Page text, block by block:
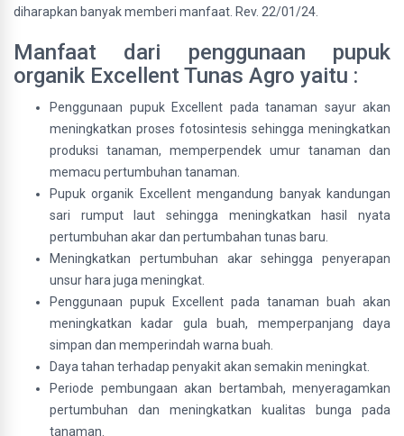
diharapkan banyak memberi manfaat. Rev. 22/01/24.
Manfaat dari penggunaan pupuk
organik Excellent Tunas Agro yaitu :
Penggunaan pupuk Excellent pada tanaman sayur akan
meningkatkan proses fotosintesis sehingga meningkatkan
produksi tanaman, memperpendek umur tanaman dan
memacu pertumbuhan tanaman.
Pupuk organik Excellent mengandung banyak kandungan
sari rumput laut sehingga meningkatkan hasil nyata
pertumbuhan akar dan pertumbahan tunas baru.
Meningkatkan pertumbuhan akar sehingga penyerapan
unsur hara juga meningkat.
Penggunaan pupuk Excellent pada tanaman buah akan
meningkatkan kadar gula buah, memperpanjang daya
simpan dan memperindah warna buah.
Daya tahan terhadap penyakit akan semakin meningkat.
Periode pembungaan akan bertambah, menyeragamkan
pertumbuhan dan meningkatkan kualitas bunga pada
tanaman.